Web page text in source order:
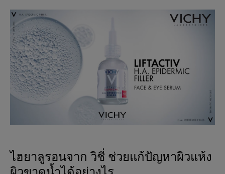
ไฮยาลูรอนจาก วิชี่ ช่วยแก้ปัญหาผิวแห้ง